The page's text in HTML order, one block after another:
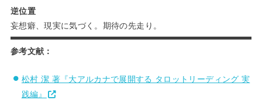
逆位置
妄想癖、現実に気づく。期待の先走り。
参考文献：
松村 潔 著『大アルカナで展開する タロットリーディング 実
践編』